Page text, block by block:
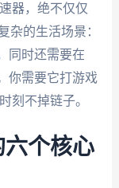
器，绝不仅仅
杂的生活场景：
同时还需要在
你需要它打游戏
刻不掉链子。
个核心